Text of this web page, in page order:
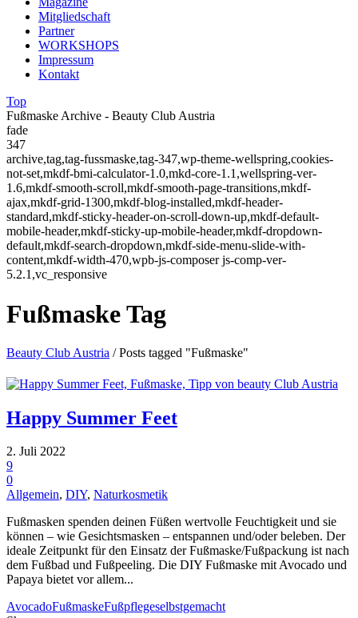
Mitgliedschaft
Partner
WORKSHOPS
Impressum
Kontakt
Top
Fußmaske Archive - Beauty Club Austria
fade
347
archive,tag,tag-fussmaske,tag-347,wp-theme-wellspring,cookies-
not-set,mkdf-bmi-calculator-1.0,mkd-core-1.1,wellspring-ver-
1.6,mkdf-smooth-scroll,mkdf-smooth-page-transitions,mkdf-
ajax,mkdf-grid-1300,mkdf-blog-installed,mkdf-header-
standard,mkdf-sticky-header-on-scroll-down-up,mkdf-default-
mobile-header,mkdf-sticky-up-mobile-header,mkdf-dropdown-
default,mkdf-search-dropdown,mkdf-side-menu-slide-with-
content,mkdf-width-470,wpb-js-composer js-comp-ver-
5.2.1,vc_responsive
Fußmaske Tag
Beauty Club Austria /Posts tagged "Fußmaske"
Happy Summer Feet
2. Juli 2022
9
0
Allgemein, DIY, Naturkosmetik
Fußmasken spenden deinen Füßen wertvolle Feuchtigkeit und sie
können – wie Gesichtsmasken – entspannen und/oder beleben. Der
ideale Zeitpunkt für den Einsatz der Fußmaske/Fußpackung ist nach
dem Fußbad und Fußpeeling. Die DIY Fußmaske mit Avocado und
Papaya bietet vor allem...
AvocadoFußmaskeFußpflegeselbstgemacht